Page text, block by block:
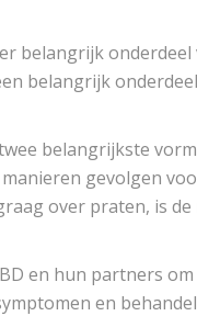
belangrijk onderdeel
belangrijk
belangrijkste
gevolgen
over praten, is
en hun partners
en